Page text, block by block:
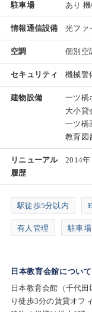
駐車場 あり
情報通信設備 光ファ
空調 個別空
セキュリティ 機械警
建物設備
一ツ橋
大小貸
一ツ橋
教育図
リニューアル
履歴
2014
駅徒歩5分以内
有人管理 駐車場
日本教育会館について
日本教育会館（千代
り徒歩3分の賃貸オフ